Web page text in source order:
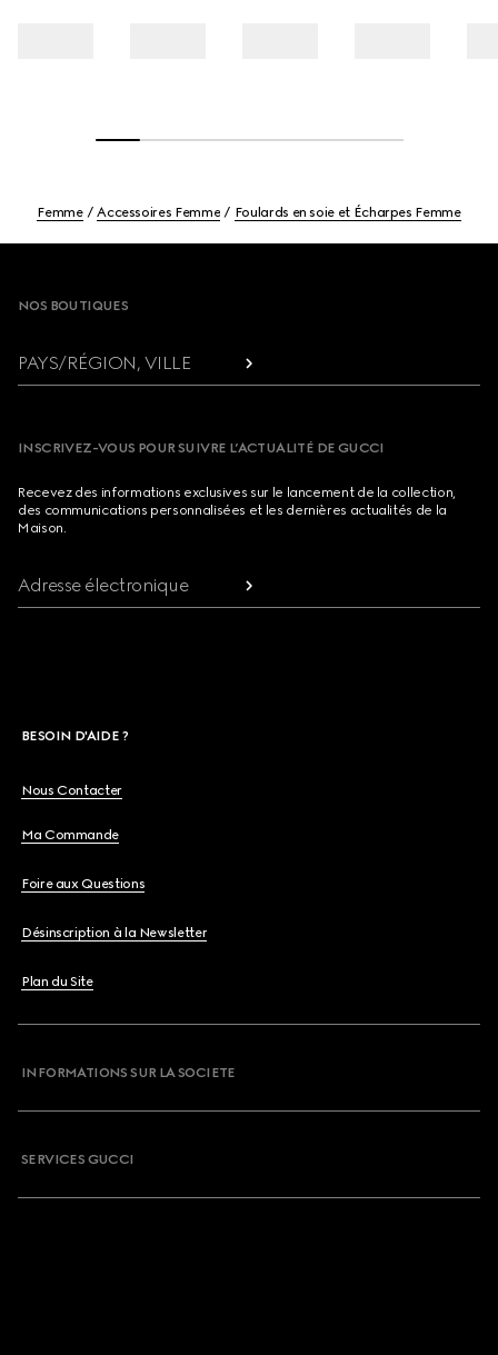
Femme Accessoires Femme Foulards en soie et Écharpes Femme
NOS BOUTIQUES
PAYS/RÉGION, VILLE
INSCRIVEZ-VOUS POUR SUIVRE L’ACTUALITÉ DE GUCCI
Recevez des informations exclusives sur le lancement de la collection,
des communications personnalisées et les dernières actualités de la
Maison.
Adresse électronique
BESOIN D'AIDE ?
Nous Contacter
Ma Commande
Foire aux Questions
Désinscription à la Newsletter
Plan du Site
INFORMATIONS SUR LA SOCIETE
SERVICES GUCCI